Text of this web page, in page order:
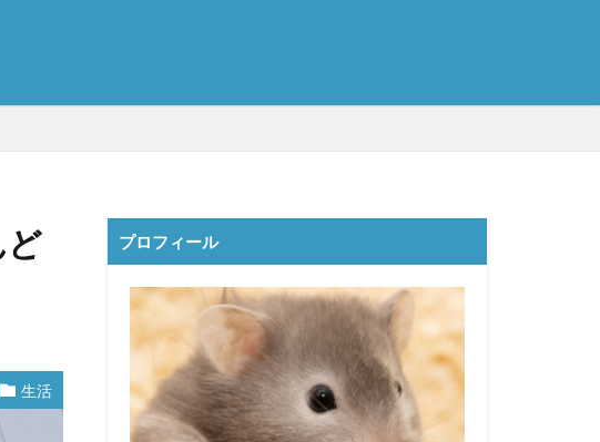
ど
生活
プロフィール